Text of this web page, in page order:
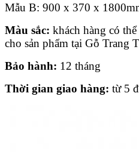
Mẫu B: 900 x 370 x
Màu sắc: khách hàng có
cho sản phẩm tại Gỗ Trang
Bảo hành: 12 tháng
Thời gian giao hàng: từ 5